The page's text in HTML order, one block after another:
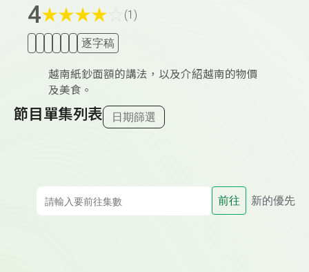
4★★★★ (1)
逐字稿
越南紙鈔面額的講法，以及介紹越南的物價
及美食。
節目單集列表 日期篩選
前往 新的優先